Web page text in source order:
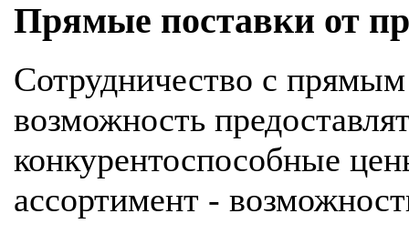
Прямые поставки от
Сотрудничество с
возможность
конкурентоспособные
ассортимент -